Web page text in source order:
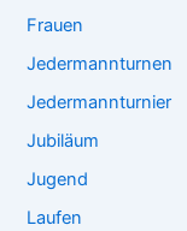
Frauen
Jedermannturnen
Jedermannturnier
Jubiläum
Jugend
Laufen